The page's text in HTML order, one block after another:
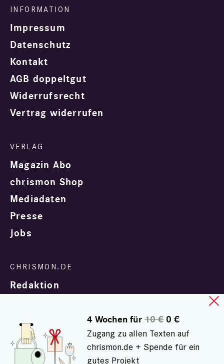
Impressum
Datenschutz
Kontakt
AGB doppeltgut
Widerrufsrecht
Vertrag widerrufen
Magazin Abo
chrismon Shop
Mediadaten
Presse
Jobs
Redaktion
4 Wochen für10 €0 €
Zugang zu allen Texten auf
chrismon.de + Spende für ein
gutes Projekt